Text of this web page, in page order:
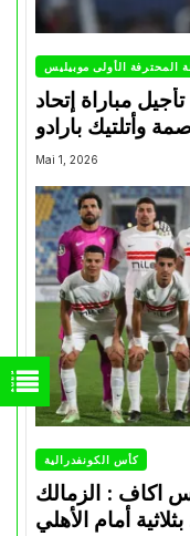
المحترفة الأولى موبيليس
مباراة إتحاد
وأتلتيك بارادو
Mai 1, 2026
كأس الكونفدرالية
اكاف : الزمالك